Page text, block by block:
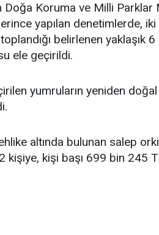
Doğa Koruma ve Milli Parklar
yapılan denetimlerde,
belirlenen yaklaşık
ele geçirildi.
yumruların yeniden
altında bulunan salep
kişiye, kişi başı 699 bin 245